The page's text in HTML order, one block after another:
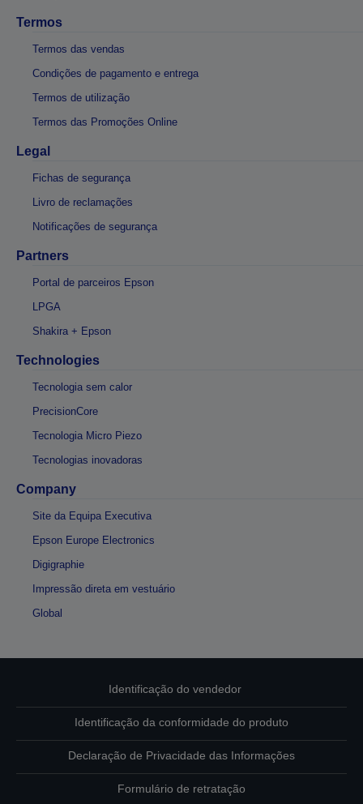
Termos
Termos das vendas
Condições de pagamento e entrega
Termos de utilização
Termos das Promoções Online
Legal
Fichas de segurança
Livro de reclamações
Notificações de segurança
Partners
Portal de parceiros Epson
LPGA
Shakira + Epson
Technologies
Tecnologia sem calor
PrecisionCore
Tecnologia Micro Piezo
Tecnologias inovadoras
Company
Site da Equipa Executiva
Epson Europe Electronics
Digigraphie
Impressão direta em vestuário
Global
Identificação do vendedor
Identificação da conformidade do produto
Declaração de Privacidade das Informações
Formulário de retratação